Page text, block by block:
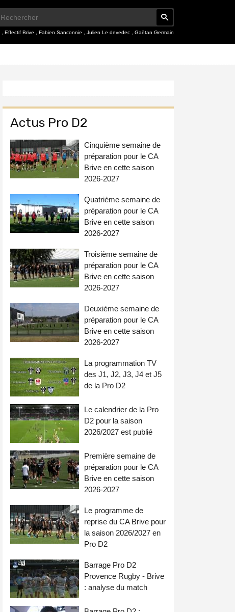
Effectif Brive Fabien Sanconnie Julien Le devedec Gaëtan Germain
Actus Pro D2
Cinquième semaine de
préparation pour le CA
Brive en cette saison
2026-2027
Quatrième semaine de
préparation pour le CA
Brive en cette saison
2026-2027
Troisième semaine de
préparation pour le CA
Brive en cette saison
2026-2027
Deuxième semaine de
préparation pour le CA
Brive en cette saison
2026-2027
La programmation TV
des J1, J2, J3, J4 et J5
de la Pro D2
Le calendrier de la Pro
D2 pour la saison
2026/2027 est publié
Première semaine de
préparation pour le CA
Brive en cette saison
2026-2027
Le programme de
reprise du CA Brive pour
la saison 2026/2027 en
Pro D2
Barrage Pro D2
Provence Rugby - Brive
: analyse du match